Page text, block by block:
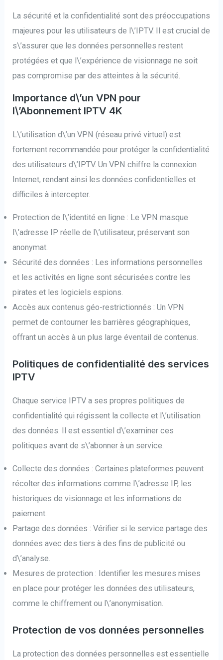
La sécurité et la confidentialité sont des préoccupations
majeures pour les utilisateurs de l\’IPTV. Il est crucial de
s\’assurer que les données personnelles restent
protégées et que l\’expérience de visionnage ne soit
pas compromise par des atteintes à la sécurité.
Importance d\’un VPN pour
l\’Abonnement IPTV 4K
L\’utilisation d\’un VPN (réseau privé virtuel) est
fortement recommandée pour protéger la confidentialité
des utilisateurs d\’IPTV. Un VPN chiffre la connexion
Internet, rendant ainsi les données confidentielles et
difficiles à intercepter.
Protection de l\’identité en ligne : Le VPN masque
l\’adresse IP réelle de l\’utilisateur, préservant son
anonymat.
Sécurité des données : Les informations personnelles
et les activités en ligne sont sécurisées contre les
pirates et les logiciels espions.
Accès aux contenus géo-restrictionnés : Un VPN
permet de contourner les barrières géographiques,
offrant un accès à un plus large éventail de contenus.
Politiques de confidentialité des services
IPTV
Chaque service IPTV a ses propres politiques de
confidentialité qui régissent la collecte et l\’utilisation
des données. Il est essentiel d\’examiner ces
politiques avant de s\’abonner à un service.
Collecte des données : Certaines plateformes peuvent
récolter des informations comme l\’adresse IP, les
historiques de visionnage et les informations de
paiement.
Partage des données : Vérifier si le service partage des
données avec des tiers à des fins de publicité ou
d\’analyse.
Mesures de protection : Identifier les mesures mises
en place pour protéger les données des utilisateurs,
comme le chiffrement ou l\’anonymisation.
Protection de vos données personnelles
La protection des données personnelles est essentielle